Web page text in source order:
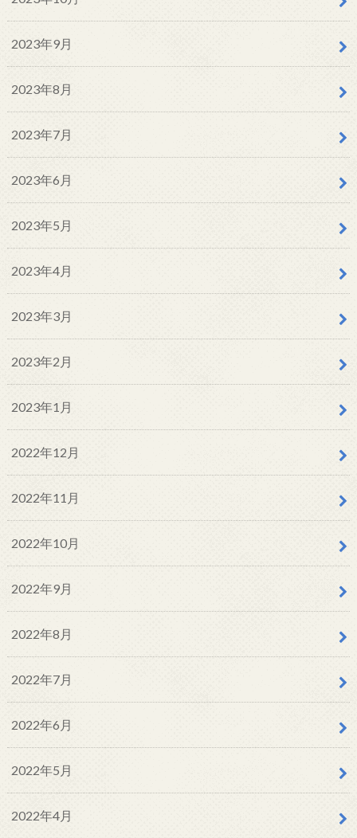
2023年9月
2023年8月
2023年7月
2023年6月
2023年5月
2023年4月
2023年3月
2023年2月
2023年1月
2022年12月
2022年11月
2022年10月
2022年9月
2022年8月
2022年7月
2022年6月
2022年5月
2022年4月